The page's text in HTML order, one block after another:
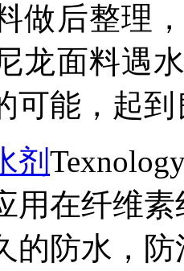
做后整理
龙面料遇
可能，起
剂
用在纤维素
的防水，